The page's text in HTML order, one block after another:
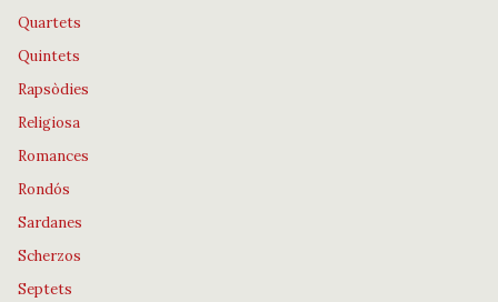
Quartets
Quintets
Rapsòdies
Religiosa
Romances
Rondós
Sardanes
Scherzos
Septets